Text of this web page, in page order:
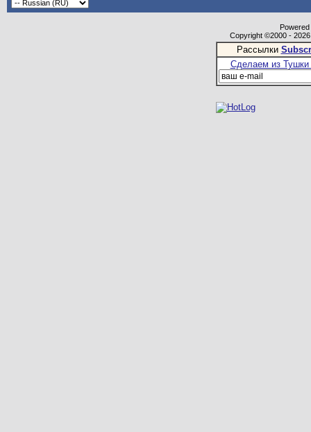
Copyright ©2000 -
Рассылки
Сделаем из Тушки